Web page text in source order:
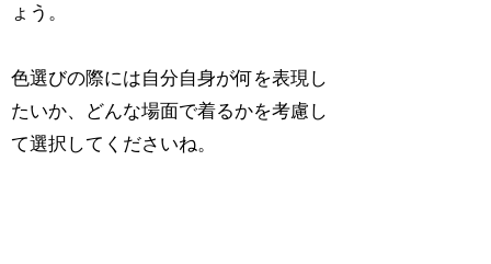
ょう。
色選びの際には自分自身が何を表現し
たいか、どんな場面で着るかを考慮し
て選択してくださいね。